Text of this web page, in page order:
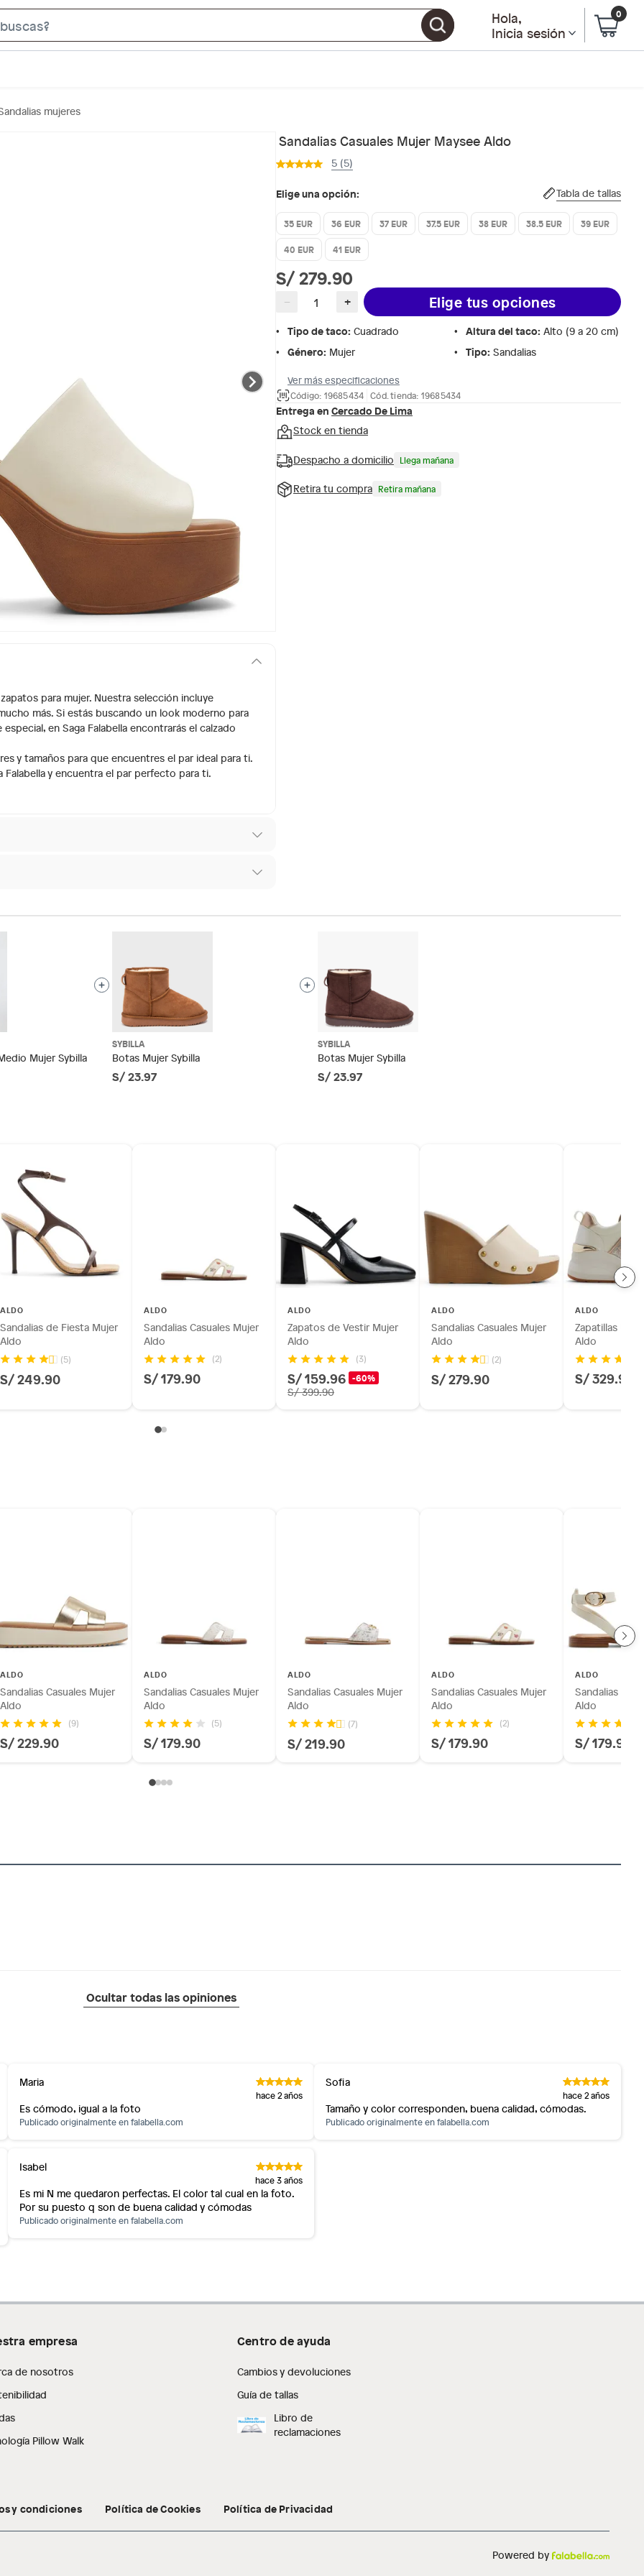
e
Hola,
Inicia sesión
0
mujeres
para mujer. Nuestra selección incluye
más. Si estás buscando un look moderno para
en Saga Falabella encontrarás el calzado
y tamaños para que encuentres el par ideal para ti.
y encuentra el par perfecto para ti.
a 20 cm)
diferentes, otras con restricciones y algunas
tienen:
productos para asfalto, hormigón, albañilería.
productos para asfalto.
tecnología, línea blanca, colchones, muebles,
suplementos alimenticios, vitaminas.
baño con señales de uso, sin empaques, etiquetas o
Sandalias Casuales Mujer Maysee Aldo
5 (5)
Elige una opción: Tabla de tallas
35 EUR 36 EUR 37 EUR 37.5 EUR 38 EUR 38.5 EUR
39 EUR
40 EUR
41 EUR
S/ 279.90
− + Elige tus opciones
Tipo de taco: Cuadrado Altura del taco: Alto (9 a 20 cm)
Género: Mujer Tipo: Sandalias
Ver más especificaciones
Código: 19685434 Cód. tienda: 19685434
Entrega en Cercado De Lima
Stock en tienda
Despacho a domicilio Llega mañana
Retira tu compra Retira mañana
Mujer Sybilla
SYBILLA
Botas Mujer Sybilla
S/ 23.97
SYBILLA
Botas Mujer Sybilla
S/ 23.97
ALDO
Sandalias de Fiesta Mujer
Aldo
(5)
S/ 249.90
ALDO
Sandalias Casuales Mujer
Aldo
(2)
S/ 179.90
ALDO
Zapatos de Vestir Mujer
Aldo
(3)
S/ 159.96 -60%
S/ 399.90
ALDO
Sandalias Casuales Mujer
Aldo
(2)
S/ 279.90
ALDO
Zapatillas
Aldo
S/ 329.90
ALDO
Sandalias Casuales Mujer
Aldo
(9)
S/ 229.90
ALDO
Sandalias Casuales Mujer
Aldo
(5)
S/ 179.90
ALDO
Sandalias Casuales Mujer
Aldo
(7)
S/ 219.90
ALDO
Sandalias Casuales Mujer
Aldo
(2)
S/ 179.90
ALDO
Sandalias
Aldo
S/ 179.90
Ocultar todas las opiniones
Maria
hace 2 años
Es cómodo, igual a la foto
Publicado originalmente enfalabella.com
Isabel
hace 3 años
Es mi N me quedaron perfectas. El color tal cual en la foto.
Por su puesto q son de buena calidad y cómodas
Publicado originalmente enfalabella.com
Sofia
hace 2 años
Tamaño y color corresponden, buena calidad, cómodas.
Publicado originalmente enfalabella.com
empresa
de nosotros
Pillow Walk
Centro de ayuda
Cambios y devoluciones
Guía de tallas
Libro de
reclamaciones
y condiciones Política de Cookies Política de Privacidad
Powered by